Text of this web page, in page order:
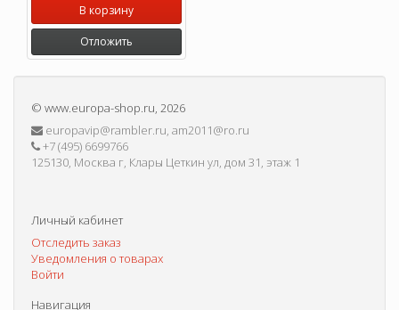
В корзину
Отложить
© www.europa-shop.ru, 2026
europavip@rambler.ru, am2011@ro.ru
+7 (495) 6699766
125130, Москва г, Клары Цеткин ул, дом 31, этаж 1
Личный кабинет
Отследить заказ
Уведомления о товарах
Войти
Навигация